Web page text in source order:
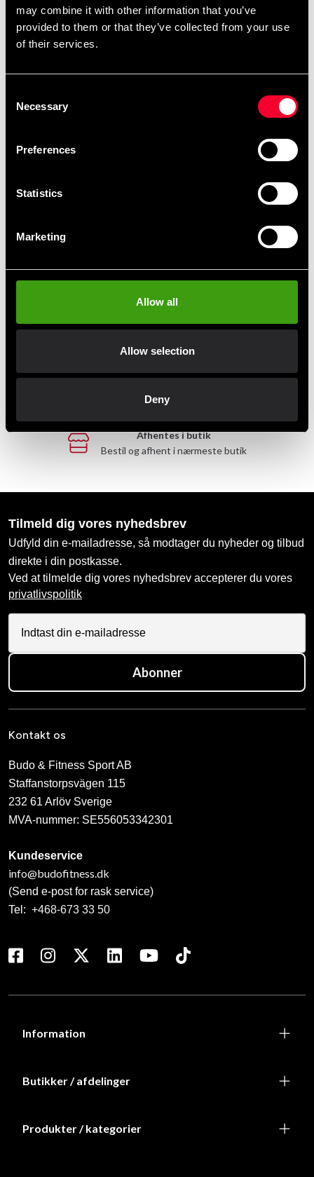
may combine it with other information that you’ve
provided to them or that they’ve collected from your use
of their services.
Selection
Necessary
Preferences
Statistics
Marketing
Allow all
Allow selection
Deny
Produktinformation
er testet og godkendt efter CE-reglerne for
Klubrabatter
Afhentes i butik
Bestil og afhent i nærmeste butik
Tilmeld dig vores nyhedsbrev
Udfyld din e-mailadresse, så modtager du nyheder og tilbud
direkte i din postkasse.
Ved at tilmelde dig vores nyhedsbrev accepterer du vores
privatlivspolitik
Abonner
Kontakt os
Budo & Fitness Sport AB
Staffanstorpsvägen 115
232 61 Arlöv Sverige
MVA-nummer: SE556053342301
Kundeservice
info@budofitness.dk
(Send e-post for rask service)
Tel: +468-673 33 50
Information
Butikker / afdelinger
Produkter / kategorier